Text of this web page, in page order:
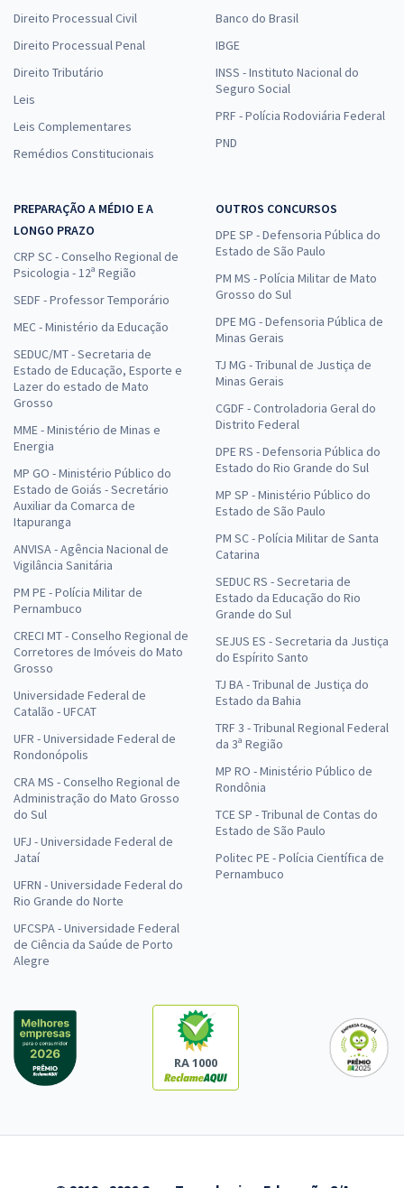
Direito Processual Civil
Direito Processual Penal
Direito Tributário
Leis
Leis Complementares
Remédios Constitucionais
Banco do Brasil
IBGE
INSS - Instituto Nacional do
Seguro Social
PRF - Polícia Rodoviária Federal
PND
PREPARAÇÃO A MÉDIO E A
LONGO PRAZO
CRP SC - Conselho Regional de
Psicologia - 12ª Região
SEDF - Professor Temporário
MEC - Ministério da Educação
SEDUC/MT - Secretaria de
Estado de Educação, Esporte e
Lazer do estado de Mato
Grosso
MME - Ministério de Minas e
Energia
MP GO - Ministério Público do
Estado de Goiás - Secretário
Auxiliar da Comarca de
Itapuranga
ANVISA - Agência Nacional de
Vigilância Sanitária
PM PE - Polícia Militar de
Pernambuco
CRECI MT - Conselho Regional de
Corretores de Imóveis do Mato
Grosso
Universidade Federal de
Catalão - UFCAT
UFR - Universidade Federal de
Rondonópolis
CRA MS - Conselho Regional de
Administração do Mato Grosso
do Sul
UFJ - Universidade Federal de
Jataí
UFRN - Universidade Federal do
Rio Grande do Norte
UFCSPA - Universidade Federal
de Ciência da Saúde de Porto
Alegre
OUTROS CONCURSOS
DPE SP - Defensoria Pública do
Estado de São Paulo
PM MS - Polícia Militar de Mato
Grosso do Sul
DPE MG - Defensoria Pública de
Minas Gerais
TJ MG - Tribunal de Justiça de
Minas Gerais
CGDF - Controladoria Geral do
Distrito Federal
DPE RS - Defensoria Pública do
Estado do Rio Grande do Sul
MP SP - Ministério Público do
Estado de São Paulo
PM SC - Polícia Militar de Santa
Catarina
SEDUC RS - Secretaria de
Estado da Educação do Rio
Grande do Sul
SEJUS ES - Secretaria da Justiça
do Espírito Santo
TJ BA - Tribunal de Justiça do
Estado da Bahia
TRF 3 - Tribunal Regional Federal
da 3ª Região
MP RO - Ministério Público de
Rondônia
TCE SP - Tribunal de Contas do
Estado de São Paulo
Politec PE - Polícia Científica de
Pernambuco
RA 1000